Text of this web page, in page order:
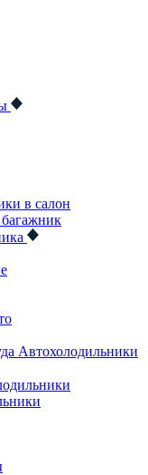
в салон
Автохолодильники